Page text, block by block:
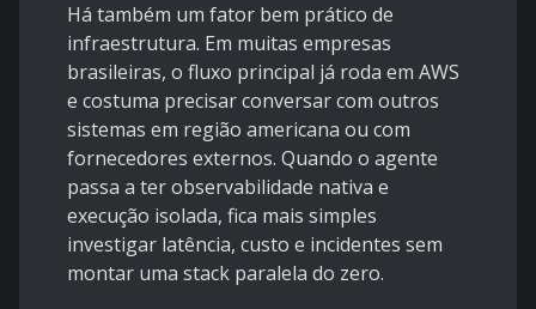
Há também um fator bem prático de
infraestrutura. Em muitas empresas
brasileiras, o fluxo principal já roda em AWS
e costuma precisar conversar com outros
sistemas em região americana ou com
fornecedores externos. Quando o agente
passa a ter observabilidade nativa e
execução isolada, fica mais simples
investigar latência, custo e incidentes sem
montar uma stack paralela do zero.